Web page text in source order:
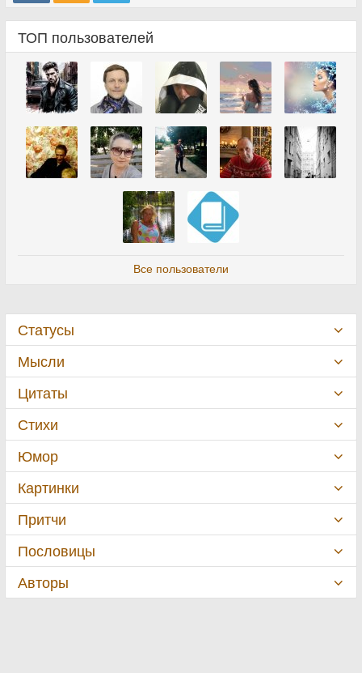
ТОП пользователей
Все пользователи
Статусы
Мысли
Цитаты
Стихи
Юмор
Картинки
Притчи
Пословицы
Авторы